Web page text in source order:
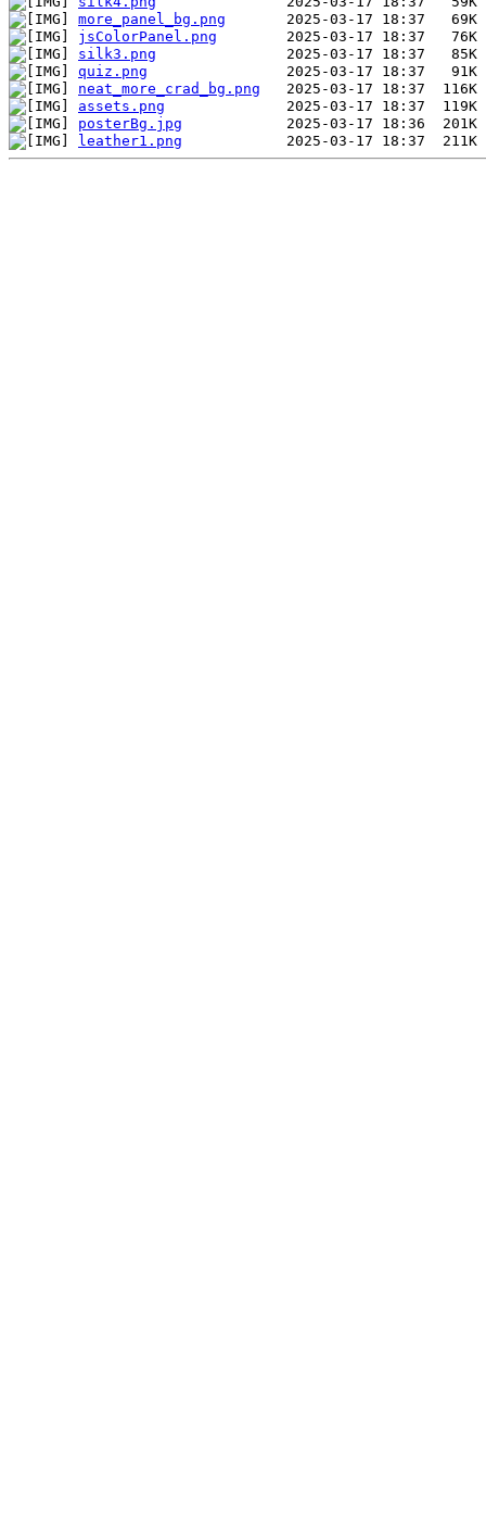
more_panel_bg.png
jsColorPanel.png
silk3.png
quiz.png
neat_more_crad_bg.png
assets.png
posterBg.jpg
leather1.png